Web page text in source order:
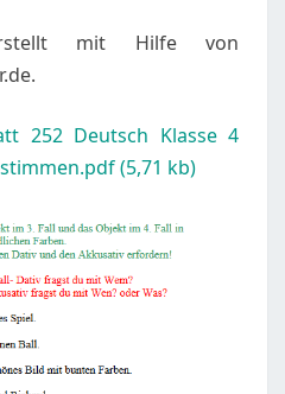
mit Hilfe von
252 Deutsch Klasse 4
(5,71 kb)